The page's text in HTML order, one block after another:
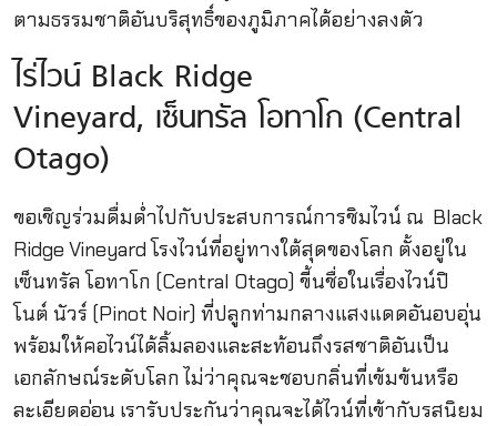
ตามธรรมชาติอันบริสุทธิ์ของภูมิภาคได้อย่างลงตัว
ไร่ไวน์ Black Ridge
Vineyard, เซ็นทรัล โอทาโก (Central
Otago)
ขอเชิญร่วมดื่มด่ำไปกับประสบการณ์การชิมไวน์ ณ Black
Ridge Vineyard โรงไวน์ที่อยู่ทางใต้สุดของโลก ตั้งอยู่ใน
เซ็นทรัล โอทาโก (Central Otago) ขี้นชื่อในเรื่องไวน์ปิ
โนต์ นัวร์ (Pinot Noir) ที่ปลูกท่ามกลางแสงแดดอันอบอุ่น
พร้อมให้คอไวน์ได้ลิ้มลองและสะท้อนถึงรสชาติอันเป็น
เอกลักษณ์ระดับโลก ไม่ว่าคุณจะชอบกลิ่นที่เข้มข้นหรือ
ละเอียดอ่อน เรารับประกันว่าคุณจะได้ไวน์ที่เข้ากับรสนิยม